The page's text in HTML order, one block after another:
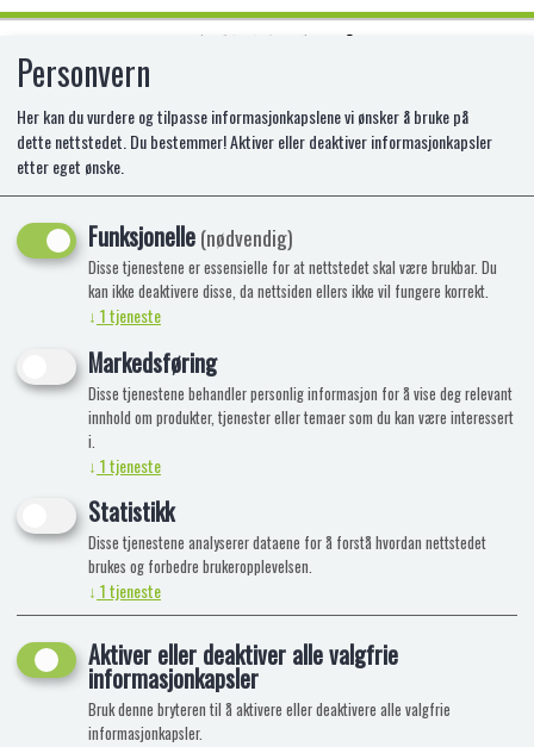
Bestway - DOUBLE SLIDE (4,88M)
Personvern
Her kan du vurdere og tilpasse informasjonkapslene vi ønsker å bruke på
dette nettstedet. Du bestemmer! Aktiver eller deaktiver informasjonkapsler
etter eget ønske.
Funksjonelle(nødvendig)
Disse tjenestene er essensielle for at nettstedet skal være brukbar. Du
kan ikke deaktivere disse, da nettsiden ellers ikke vil fungere korrekt.
↓ 1tjeneste
Markedsføring
Disse tjenestene behandler personlig informasjon for å vise deg relevant
innhold om produkter, tjenester eller temaer som du kan være interessert
i.
↓ 1tjeneste
Statistikk
Disse tjenestene analyserer dataene for å forstå hvordan nettstedet
brukes og forbedre brukeropplevelsen.
↓ 1tjeneste
Aktiver eller deaktiver alle valgfrie
informasjonkapsler
Bruk denne bryteren til å aktivere eller deaktivere alle valgfrie
informasjonkapsler.